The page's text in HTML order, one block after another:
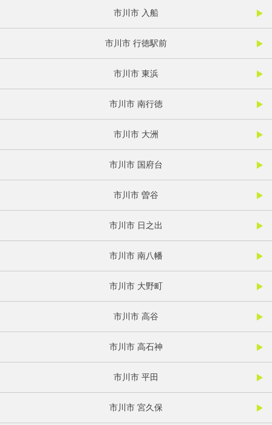
市川市 入船
市川市 行徳駅前
市川市 東浜
市川市 南行徳
市川市 大洲
市川市 国府台
市川市 曽谷
市川市 日之出
市川市 南八幡
市川市 大野町
市川市 高谷
市川市 高石神
市川市 平田
市川市 宮久保